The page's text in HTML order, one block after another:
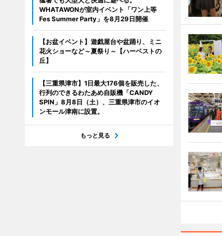
WHATAWONが室内イベント「ワン上等
Fes Summer Party」を8月29日開催
【お盆イベント】遊戯屋台や盆踊り、ミニ
花火ショーなど～夏祭り～【ハーベストの
丘】
【三重県津市】1日最大176個を販売した、
行列のできるわたあめ自販機「CANDY
SPIN」8月8日（土）、三重県津市のイオ
ンモール津南に設置。
もっと見る